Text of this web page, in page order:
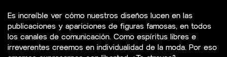
Es increíble ver cómo nuestros diseños lucen en las
publicaciones y apariciones de figuras famosas, en todos
los canales de comunicación. Como espíritus libres e
irreverentes creemos en individualidad de la moda. Por eso